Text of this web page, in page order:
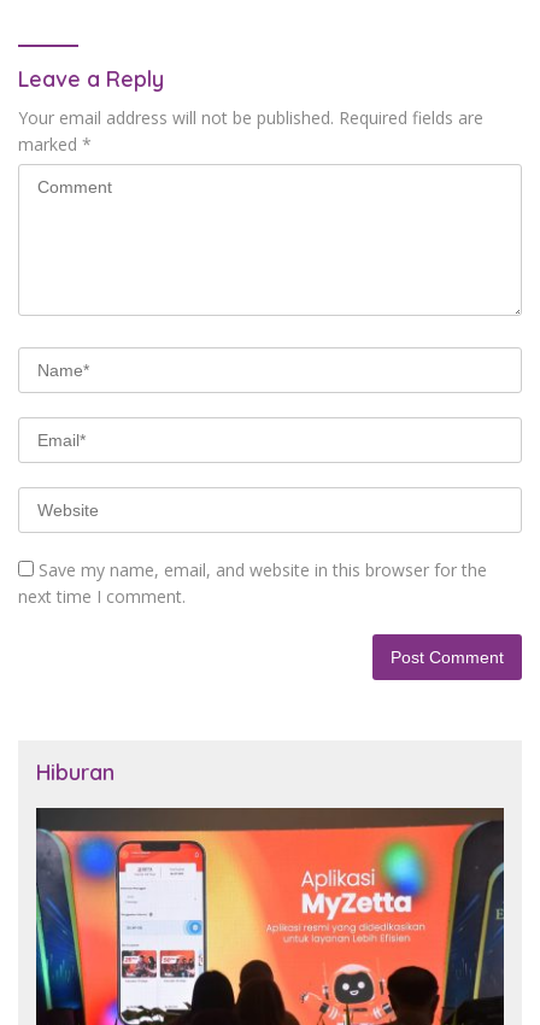
Leave a Reply
Your email address will not be published. Required fields are
marked *
Save my name, email, and website in this browser for the
next time I comment.
Hiburan